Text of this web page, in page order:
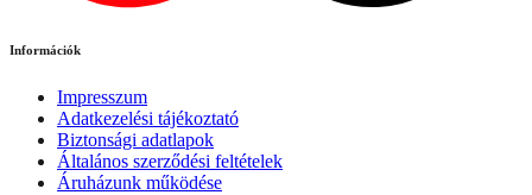
Információk
Impresszum
Adatkezelési tájékoztató
Biztonsági adatlapok
Általános szerződési feltételek
Áruházunk működése